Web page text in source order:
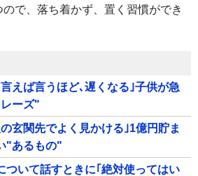
で、落ち着かず、置く習慣ができ
えば言うほど､遅くなる｣子供が急
ーズ"
玄関先でよく見かける｣1億円貯ま
"あるもの"
ついて話すときに｢絶対使ってはい